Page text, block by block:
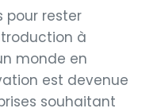
pour rester
à
monde en
est devenue
souhaitant